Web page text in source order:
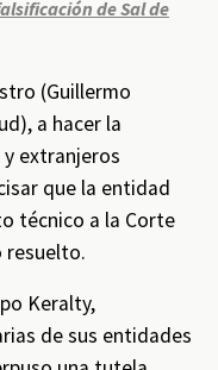
de Sal de
(Guillermo
a hacer la
extranjeros
que la entidad
técnico a la Corte
resuelto.
Keralty,
de sus entidades